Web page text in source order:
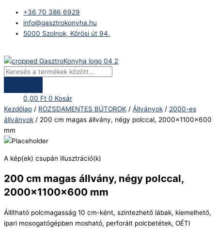
content
+36 70 386 6929
info@gasztrokonyha.hu
5000 Szolnok, Kőrösi út 94.
search
0,00 Ft 0 Kosár
Kezdőlap / ROZSDAMENTES BÚTOROK / Állványok / 2000-es
állványok / 200 cm magas állvány, négy polccal, 2000x1100x600
mm
A kép(ek) csupán illusztráció(k)
200 cm magas állvány, négy polccal,
2000x1100x600 mm
Állítható polcmagasság 10 cm-ként, szintezhető lábak, kiemelhető,
ipari mosogatógépben mosható, perforált polcbetétek, OÉTI
cm
magas
állvány,
polccal,
2000x1100x600
mm